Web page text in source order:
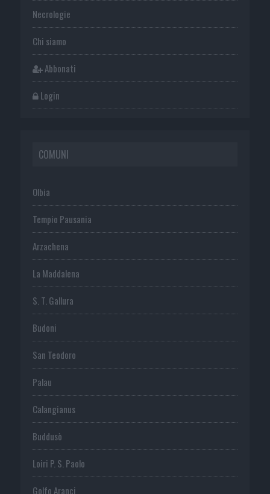
Necrologie
Chi siamo
Abbonati
Login
COMUNI
Olbia
Tempio Pausania
Arzachena
La Maddalena
S. T. Gallura
Budoni
San Teodoro
Palau
Calangianus
Buddusò
Loiri P. S. Paolo
Golfo Aranci